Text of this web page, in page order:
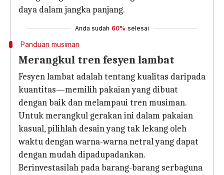
daya dalam jangka panjang.
Anda sudah 60% selesai
Panduan musiman
Merangkul tren fesyen lambat
Fesyen lambat adalah tentang kualitas daripada
kuantitas—memilih pakaian yang dibuat
dengan baik dan melampaui tren musiman.
Untuk merangkul gerakan ini dalam pakaian
kasual, pilihlah desain yang tak lekang oleh
waktu dengan warna-warna netral yang dapat
dengan mudah dipadupadankan.
Berinvestasilah pada barang-barang serbaguna